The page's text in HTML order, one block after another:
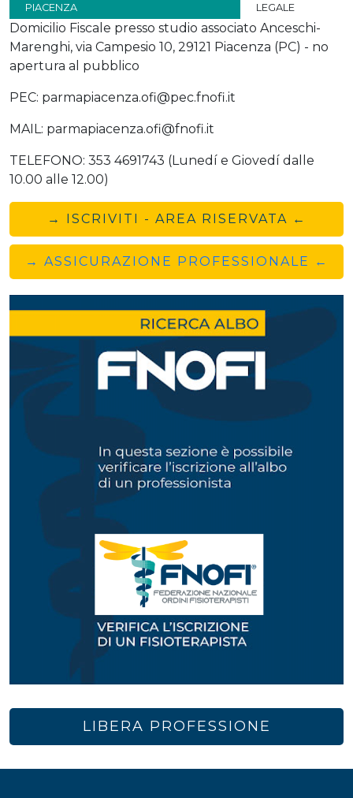
PIACENZA
LEGALE
Domicilio Fiscale presso studio associato Anceschi-
Marenghi, via Campesio 10, 29121 Piacenza (PC) - no
apertura al pubblico
PEC: parmapiacenza.ofi@pec.fnofi.it
MAIL: parmapiacenza.ofi@fnofi.it
TELEFONO: 353 4691743 (Lunedí e Giovedí dalle
10.00 alle 12.00)
→ ISCRIVITI - AREA RISERVATA ←
→ ASSICURAZIONE PROFESSIONALE ←
LIBERA PROFESSIONE